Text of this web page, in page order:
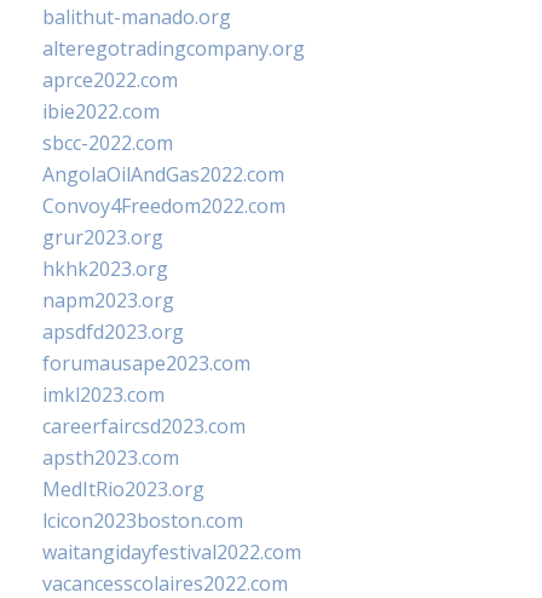
balithut-manado.org
alteregotradingcompany.org
aprce2022.com
ibie2022.com
sbcc-2022.com
AngolaOilAndGas2022.com
Convoy4Freedom2022.com
grur2023.org
hkhk2023.org
napm2023.org
apsdfd2023.org
forumausape2023.com
imkl2023.com
careerfaircsd2023.com
apsth2023.com
MedItRio2023.org
lcicon2023boston.com
waitangidayfestival2022.com
vacancesscolaires2022.com